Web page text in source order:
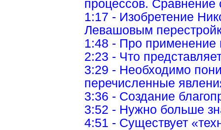
процессов. Сравнение
1:17 - Изобретение
Левашовым
1:48 - Про применение
2:23 - Что
3:29 - Необходимо
перечисленные
3:36 - Создание
3:52 - Нужно больше
4:51 - Существует